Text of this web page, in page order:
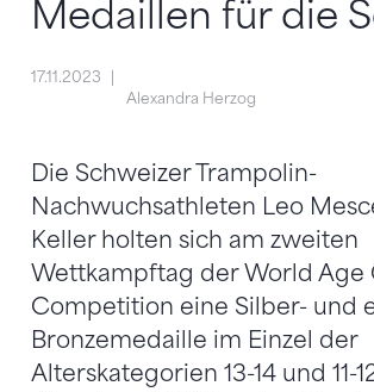
Medaillen für die
17.11.2023
Alexandra Herzog
Die Schweizer Trampolin-
Nachwuchsathleten Leo
Keller holten sich am zweiten
Wettkampftag der World Age
Competition eine Silber- und
Bronzemedaille im Einzel der
Alterskategorien 13-14 und 11-